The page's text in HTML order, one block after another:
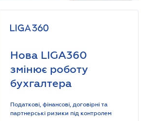
Нова LIGA360
змінює роботу
бухгалтера
Податкові, фінансові, договірні та
партнерські ризики під контролем